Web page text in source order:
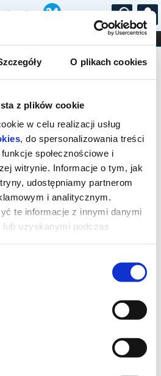
O plikach cookies
z plików cookie
w celu realizacji usług
, do spersonalizowania treści
społecznościowe i
witrynie. Informacje o tym, jak
udostępniamy partnerom
i analitycznym.
te informacje z innymi danymi
uzyskanymi podczas
...
I BALET
STAND-UP